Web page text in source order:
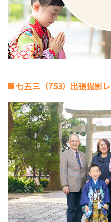
七五三（753）出張撮影